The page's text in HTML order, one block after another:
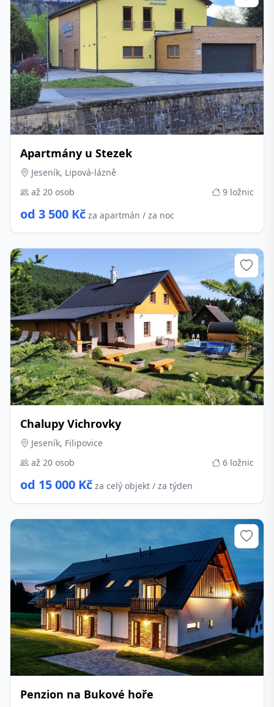
Apartmány u Stezek
Jeseník, Lipová-lázně
až 20 osob
9 ložnic
od 3 500 Kč za apartmán / za noc
Chalupy Vichrovky
Jeseník, Filipovice
až 20 osob
6 ložnic
od 15 000 Kč za celý objekt / za týden
Penzion na Bukové hoře